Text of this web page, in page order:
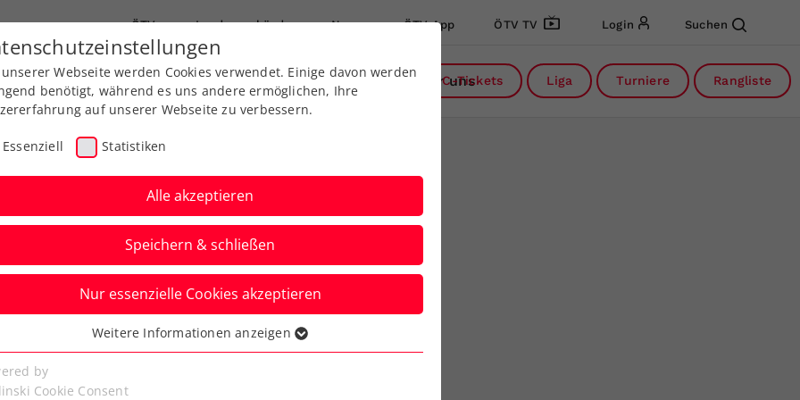
ÖTV Landesverbände News ÖTV App ÖTV TV Login Suchen
Leistungssport Ausbildung Services Über uns
DC-Tickets Liga Turniere Rangliste
Vienna W75:
auf
Webseite werden Cookies verwendet. Einige davon werden
benötigt, während es uns andere ermöglichen, Ihre
auf unserer Webseite zu verbessern.
Essenziell Statistiken
Alle akzeptieren
Speichern & schließen
Nur essenzielle Cookies akzeptieren
Cookies werden für grundlegende Funktionen der
benötigt. Dadurch ist gewährleistet, dass die Webseite
Weitere Informationen anzeigen
by
Cookie Consent